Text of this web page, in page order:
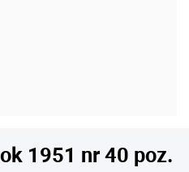
1951 nr 40 poz.